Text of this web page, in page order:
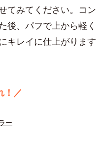
てみてください。コン
後、パフで上から軽く
キレイに仕上がります
！／
ー